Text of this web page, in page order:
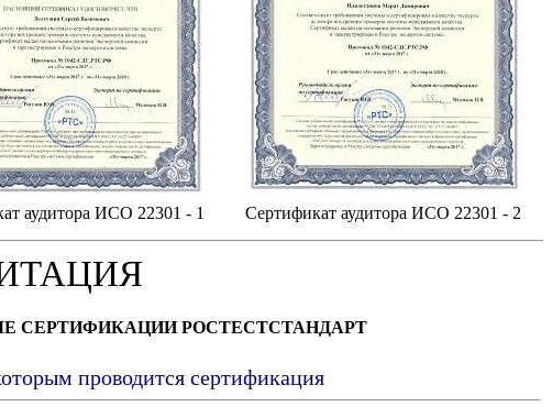
аудитора ИСО 22301 - 1 Сертификат аудитора ИСО 22301 - 2
СЕРТИФИКАЦИИ РОСТЕСТСТАНДАРТ
проводится сертификация